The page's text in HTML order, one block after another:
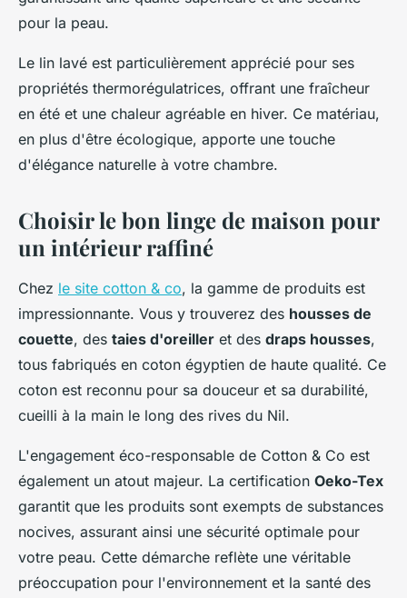
pour la peau.
Le lin lavé est particulièrement apprécié pour ses
propriétés thermorégulatrices, offrant une fraîcheur
en été et une chaleur agréable en hiver. Ce matériau,
en plus d'être écologique, apporte une touche
d'élégance naturelle à votre chambre.
Choisir le bon linge de maison pour
un intérieur raffiné
Chez le site cotton & co, la gamme de produits est
impressionnante. Vous y trouverez des housses de
couette, des taies d'oreiller et des draps housses,
tous fabriqués en coton égyptien de haute qualité. Ce
coton est reconnu pour sa douceur et sa durabilité,
cueilli à la main le long des rives du Nil.
L'engagement éco-responsable de Cotton & Co est
également un atout majeur. La certification Oeko-Tex
garantit que les produits sont exempts de substances
nocives, assurant ainsi une sécurité optimale pour
votre peau. Cette démarche reflète une véritable
préoccupation pour l'environnement et la santé des